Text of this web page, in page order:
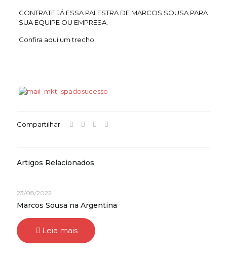
CONTRATE JÁ ESSA PALESTRA DE MARCOS SOUSA PARA
SUA EQUIPE OU EMPRESA.
Confira aqui um trecho:
Compartilhar
Artigos Relacionados
23/08/2022
Marcos Sousa na Argentina
Leia mais